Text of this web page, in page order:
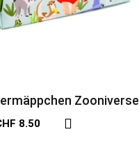
Zooniverse
8.50